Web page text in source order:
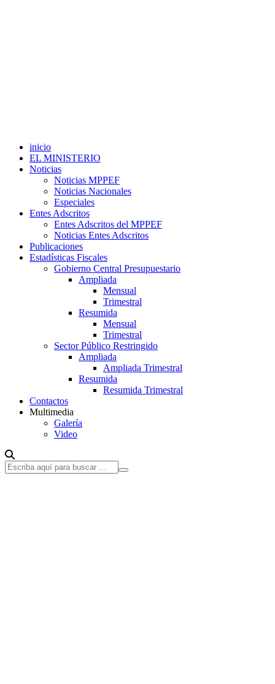
inicio
EL MINISTERIO
Noticias
Noticias MPPEF
Noticias Nacionales
Especiales
Entes Adscritos
Entes Adscritos del MPPEF
Noticias Entes Adscritos
Publicaciones
Estadísticas Fiscales
Gobierno Central Presupuestario
Ampliada
Mensual
Trimestral
Resumida
Mensual
Trimestral
Sector Público Restringido
Ampliada
Ampliada Trimestral
Resumida
Resumida Trimestral
Contactos
Multimedia
Galería
Video